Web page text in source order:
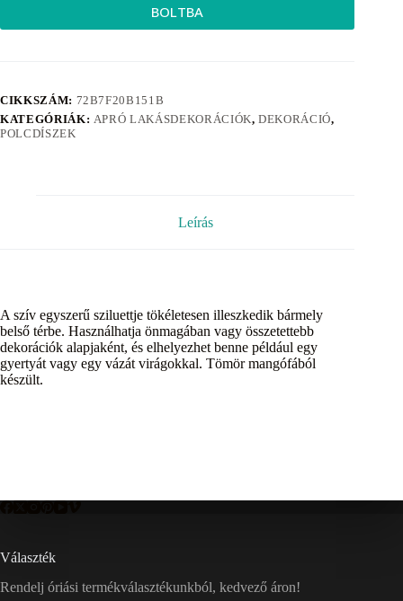
BOLTBA
CIKKSZÁM: 72B7F20B151B
KATEGÓRIÁK: APRÓ LAKÁSDEKORÁCIÓK,DEKORÁCIÓ,
POLCDÍSZEK
Leírás
A szív egyszerű sziluettje tökéletesen illeszkedik bármely
belső térbe. Használhatja önmagában vagy összetettebb
dekorációk alapjaként, és elhelyezhet benne például egy
gyertyát vagy egy vázát virágokkal. Tömör mangófából
készült.
Választék
Rendelj óriási termékválasztékunkból, kedvező áron!